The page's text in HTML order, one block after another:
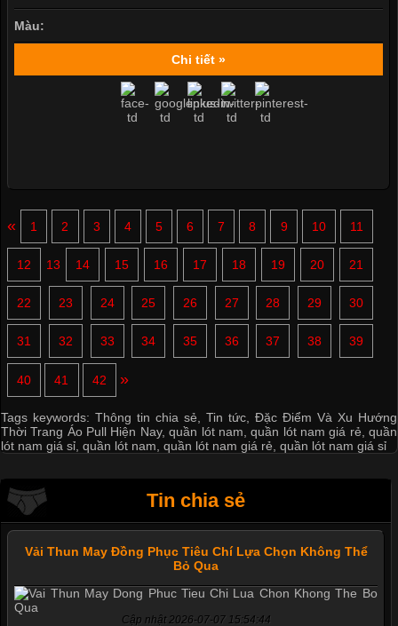
Màu:
Chi tiết »
« 1 2 3 4 5 6 7 8 9 10 11
12 13 14 15 16 17 18 19 20 21
22 23 24 25 26 27 28 29 30
31 32 33 34 35 36 37 38 39
40 41 42 »
Tags keywords: Thông tin chia sẻ Tin tức
Đặc Điểm Và Xu Hướng
Thời Trang Áo Pull Hiện Nay,quần lót nam ,quần lót nam giá rẻ ,quần
lót nam giá sỉ quần lót nam quần lót nam giá rẻ quần lót nam giá sỉ
Tin chia sẻ
Vải Thun May Đồng Phục Tiêu Chí Lựa Chọn Không Thể
Bỏ Qua
Cập nhật 2026-07-07 15:54:44